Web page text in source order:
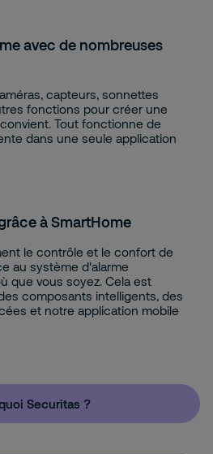
avec de nombreuses
capteurs, sonnettes
fonctions pour créer une
Tout fonctionne de
dans une seule application
à SmartHome
le contrôle et le confort de
au système d'alarme
que vous soyez. Cela est
composants intelligents, des
et notre application mobile
Securitas ?